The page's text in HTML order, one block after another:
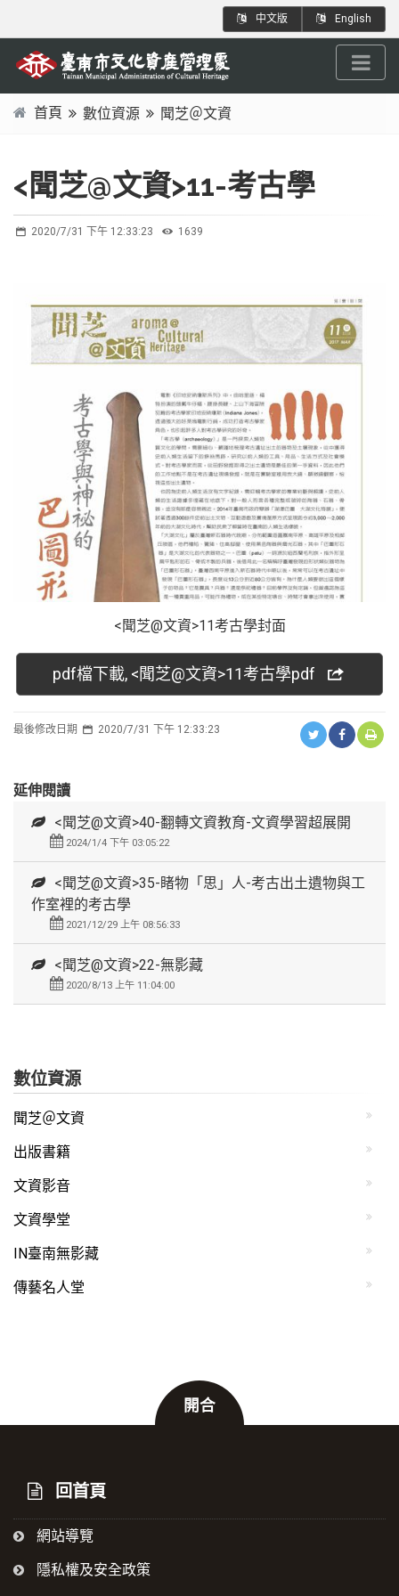
到
主
內
中文版 English
首頁 數位資源
聞芝＠文資
<聞芝@文資>11-考古學
2020/7/31 下午 12:33:23 1639
<聞芝@文資>11考古學封面
pdf檔下載, <聞芝@文資>11考古學pdf
最後修改日期 2020/7/31 下午 12:33:23
延伸閱讀
<聞芝@文資>40-翻轉文資教育-文資學習超展開
2024/1/4 下午 03:05:22
<聞芝@文資>35-睹物「思」人-考古出土遺物與工
作室裡的考古學
2021/12/29 上午 08:56:33
<聞芝@文資>22-無影藏
2020/8/13 上午 11:04:00
數位資源
聞芝＠文資
出版書籍
文資影音
文資學堂
IN臺南無影藏
傳藝名人堂
開合
回首頁
網站導覽
隱私權及安全政策